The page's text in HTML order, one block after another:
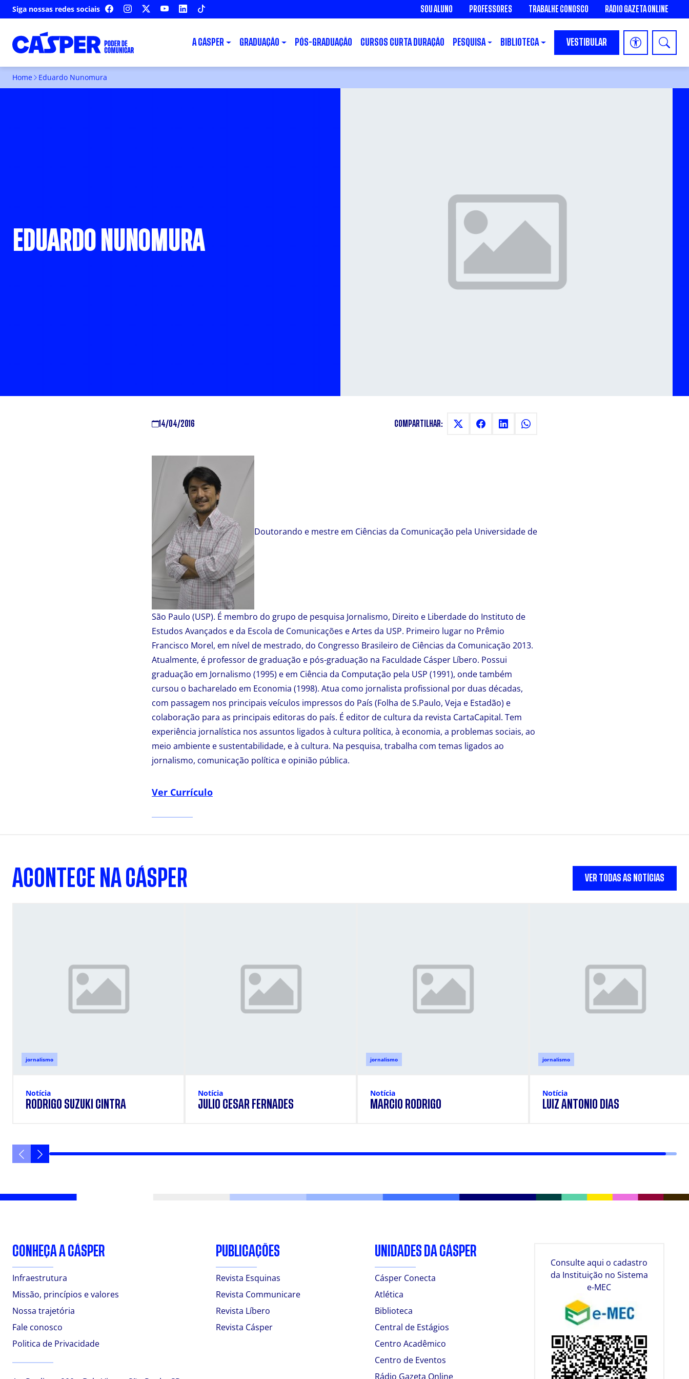
Siga nossas redes sociais FACEBOOKINSTAGRAM YOUTUBELINKEDIN SOU ALUNO PROFESSORES TRABALHE CONOSCO RÁDIO GAZETA ONLINE
A CÁSPER GRADUAÇÃO PÓS-GRADUAÇÃO CURSOS CURTA DURAÇÃO PESQUISA BIBLIOTECA VESTIBULAR
Home Eduardo Nunomura
EDUARDO NUNOMURA
14/04/2016 COMPARTILHAR:
Doutorando e mestre em Ciências da Comunicação pela Universidade de
São Paulo (USP). É membro do grupo de pesquisa Jornalismo, Direito e Liberdade do Instituto de
Estudos Avançados e da Escola de Comunicações e Artes da USP. Primeiro lugar no Prêmio
Francisco Morel, em nível de mestrado, do Congresso Brasileiro de Ciências da Comunicação 2013.
Atualmente, é professor de graduação e pós-graduação na Faculdade Cásper Líbero. Possui
graduação em Jornalismo (1995) e em Ciência da Computação pela USP (1991), onde também
cursou o bacharelado em Economia (1998). Atua como jornalista profissional por duas décadas,
com passagem nos principais veículos impressos do País (Folha de S.Paulo, Veja e Estadão) e
colaboração para as principais editoras do país. É editor de cultura da revista CartaCapital. Tem
experiência jornalística nos assuntos ligados à cultura política, à economia, a problemas sociais, ao
meio ambiente e sustentabilidade, e à cultura. Na pesquisa, trabalha com temas ligados ao
jornalismo, comunicação política e opinião pública.
Ver Currículo
ACONTECE NA CÁSPER VER TODAS AS NOTÍCIAS
jornalismo
Notícia
RODRIGO SUZUKI CINTRA
Notícia
JULIO CESAR FERNADES
jornalismo
Notícia
MÁRCIO RODRIGO
jornalismo
Notícia
LUIZ ANTONIO DIAS
CONHEÇA A CÁSPER
Infraestrutura
Missão, princípios e valores
Nossa trajetória
Fale conosco
Politica de Privacidade
PUBLICAÇÕES
Revista Esquinas
Revista Communicare
Revista Líbero
Revista Cásper
UNIDADES DA CÁSPER
Cásper Conecta
Atlética
Biblioteca
Central de Estágios
Centro Acadêmico
Centro de Eventos
Rádio Gazeta Online
Consulte aqui o cadastro
da Instituição no Sistema
e-MEC